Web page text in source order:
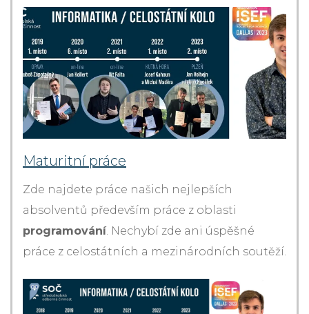
Maturitní práce
Zde najdete práce našich nejlepších
absolventů především práce z oblasti
programování. Nechybí zde ani úspěšné
práce z celostátních a mezinárodních soutěží.